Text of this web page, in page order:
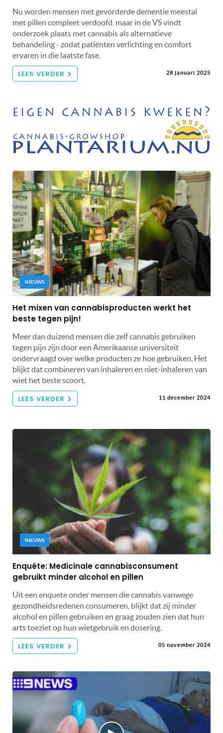
Nu worden mensen met gevorderde dementie meestal
met pillen compleet verdoofd, maar in de VS vindt
onderzoek plaats met cannabis als alternatieve
behandeling - zodat patiënten verlichting en comfort
ervaren in die laatste fase.
LEES VERDER 28 januari 2025
NIEUWS
Het mixen van cannabisproducten werkt het
beste tegen pijn!
Meer dan duizend mensen die zelf cannabis gebruiken
tegen pijn zijn door een Amerikaanse universiteit
ondervraagd over welke producten ze hoe gebruiken. Het
blijkt dat combineren van inhaleren en niet-inhaleren van
wiet het beste scoort.
LEES VERDER 11 december 2024
NIEUWS
Enquête: Medicinale cannabisconsument
gebruikt minder alcohol en pillen
Uit een enquete onder mensen die cannabis vanwege
gezondheidsredenen consumeren, blijkt dat zij minder
alcohol en pillen gebruiken en graag zouden zien dat hun
arts toeziet op hun wietgebruik en dosering.
LEES VERDER 05 november 2024